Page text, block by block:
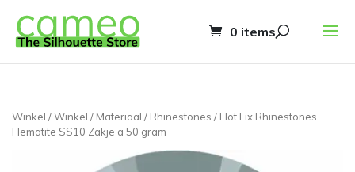
0 items
Winkel /Winkel / Materiaal / Rhinestones / Hot Fix Rhinestones
Hematite SS10 Zakje a 50 gram